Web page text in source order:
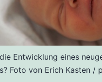
Entwicklung eines
Foto von Erich Kasten /